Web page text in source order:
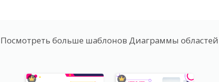
Посмотреть больше шаблонов Диаграммы областей